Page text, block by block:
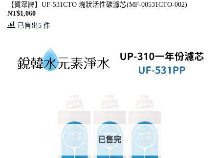
【賀眾牌】UF-531CTO 塊狀活性碳濾芯(MF-00531CTO-002)
NT$1,060
已售出5 件
已售完